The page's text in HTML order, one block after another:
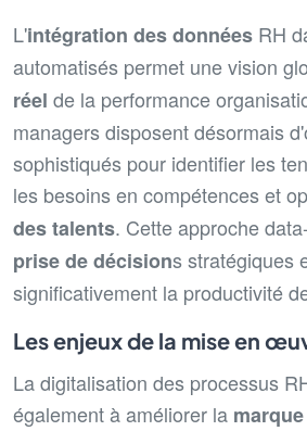
L'intégration des données RH
automatisés permet une vision
réel de la performance
managers disposent désormais
sophistiqués pour identifier les
les besoins en compétences et
des talents. Cette approche
prise de décisions stratégiques
significativement la productivité
Les enjeux de la mise en
La digitalisation des processus
également à améliorer la